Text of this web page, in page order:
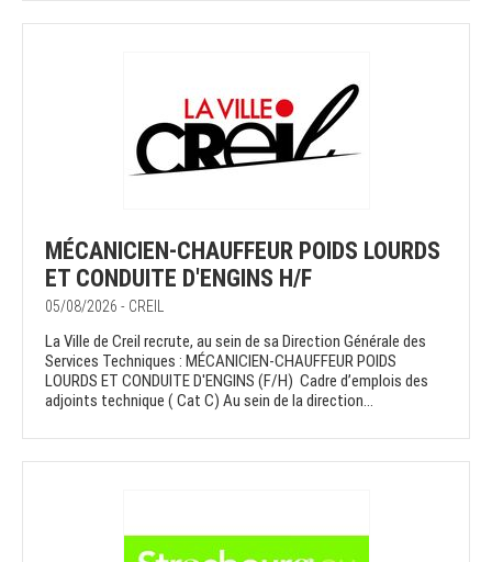
MÉCANICIEN-CHAUFFEUR POIDS LOURDS
ET CONDUITE D'ENGINS H/F
05/08/2026 - CREIL
La Ville de Creil recrute, au sein de sa Direction Générale des
Services Techniques : MÉCANICIEN-CHAUFFEUR POIDS
LOURDS ET CONDUITE D'ENGINS (F/H) Cadre d’emplois des
adjoints technique ( Cat C) Au sein de la direction...